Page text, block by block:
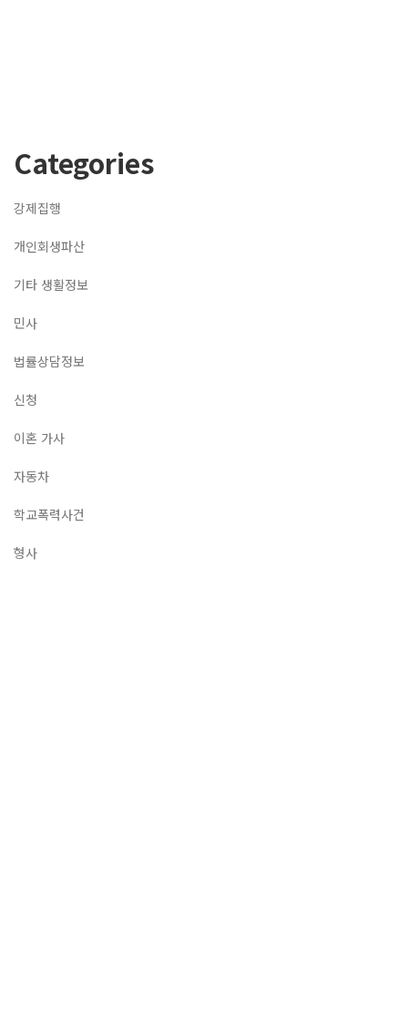
Categories
강제집행
개인회생파산
기타 생활정보
민사
법률상담정보
신청
이혼 가사
자동차
학교폭력사건
형사